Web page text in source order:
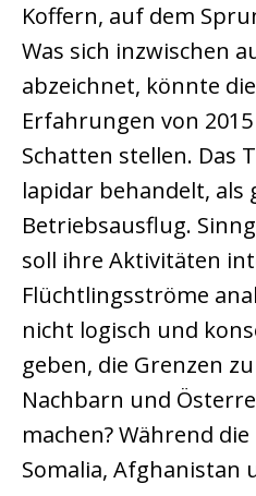
Koffern, auf dem
Was sich inzwischen
abzeichnet, könnte
Erfahrungen von
Schatten stellen. Das
lapidar behandelt, als
Betriebsausflug.
soll ihre Aktivitäten
Flüchtlingsströme
nicht logisch und
geben, die Grenzen
Nachbarn und
machen? Während
Somalia, Afghanistan